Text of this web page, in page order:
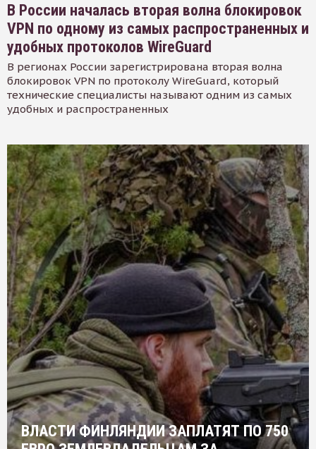
В России началась вторая волна блокировок
VPN по одному из самых распространенных и
удобных протоколов WireGuard
В регионах России зарегистрирована вторая волна
блокировок VPN по протоколу WireGuard, который
технические специалисты называют одним из самых
удобных и распространенных
ВЛАСТИ ФИНЛЯНДИИ ЗАПЛАТЯТ ПО 750